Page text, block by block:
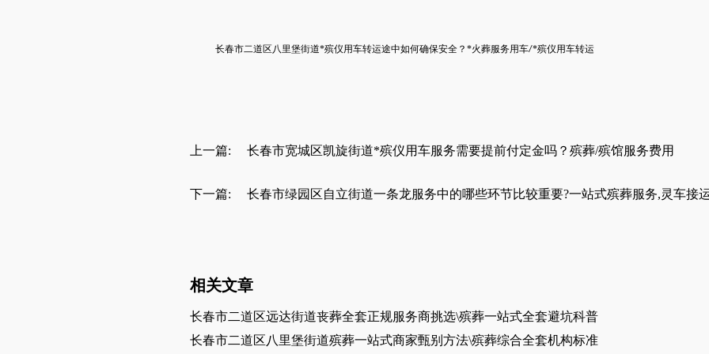
长春市二道区八里堡街道*殡仪用车转运途中如何确保安全 ？ *火葬服务用车/*殡仪用车转运
上一篇: 长春市宽城区凯旋街道*殡仪用车服务需要提前付定金吗？殡葬/殡馆服务费用
下一篇: 长春市绿园区自立街道一条龙服务中的哪些环节比较重要?一站式殡葬服务,灵车接
相关文章
长春市二道区远达街道丧葬全套正规服务商挑选\殡葬一站式全套避坑科普
长春市二道区八里堡街道殡葬一站式商家甄别方法\殡葬综合全套机构标准